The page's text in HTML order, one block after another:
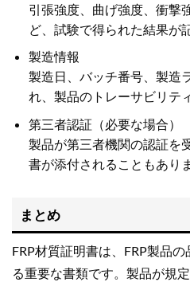
引張強度、曲げ強度、衝撃
ど、試験で得られた結果が
製造情報
製造日、バッチ番号、製造
れ、製品のトレーサビリテ
第三者認証（必要な場合）
製品が第三者機関の認証を
書が添付されることもあり
まとめ
FRP材質証明書は、FRP製品
る重要な書類です。製品が規